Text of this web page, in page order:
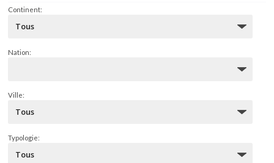
Continent:
Nation:
Ville:
Typologie: